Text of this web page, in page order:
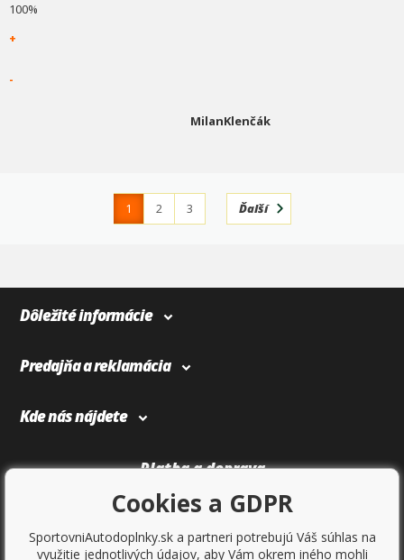
100%
+
-
MilanKlenčák
1 2
3
Ďalší
Dôležité informácie
Predajňa a reklamácia
Kde nás nájdete
Platba a doprava
Cookies a GDPR
SportovniAutodoplnky.sk a partneri potrebujú Váš súhlas na
využitie jednotlivých údajov, aby Vám okrem iného mohli